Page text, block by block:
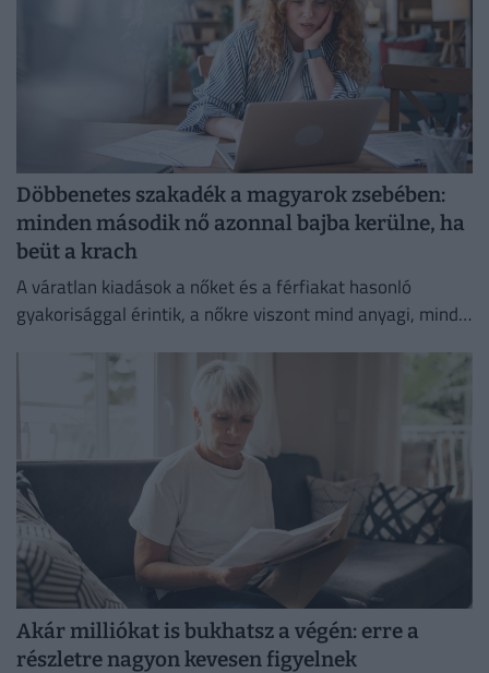
Döbbenetes szakadék a magyarok zsebében:
minden második nő azonnal bajba kerülne, ha
beüt a krach
A váratlan kiadások a nőket és a férfiakat hasonló
gyakorisággal érintik, a nőkre viszont mind anyagi, mind
Akár milliókat is bukhatsz a végén: erre a
részletre nagyon kevesen figyelnek